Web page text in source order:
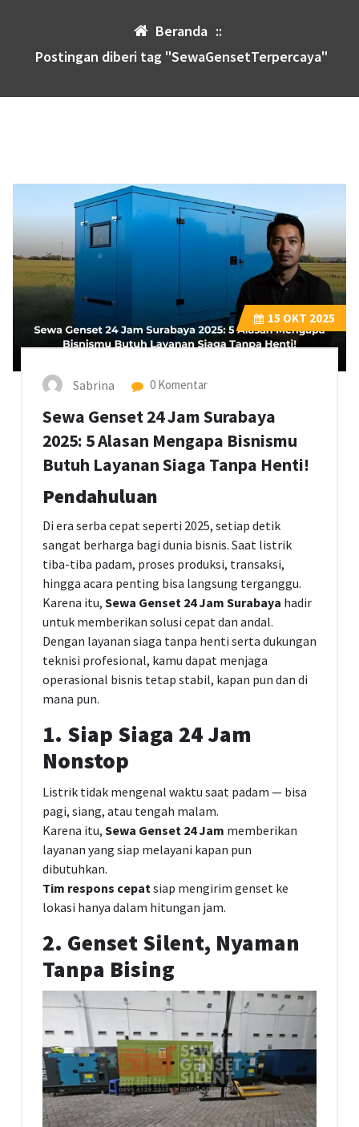
Beranda ::
Postingan diberi tag "SewaGensetTerpercaya"
15 OKT 2025
Sabrina 0 Komentar
Sewa Genset 24 Jam Surabaya
2025: 5 Alasan Mengapa Bisnismu
Butuh Layanan Siaga Tanpa Henti!
Pendahuluan
Di era serba cepat seperti 2025, setiap detik
sangat berharga bagi dunia bisnis. Saat listrik
tiba-tiba padam, proses produksi, transaksi,
hingga acara penting bisa langsung terganggu.
Karena itu, Sewa Genset 24 Jam Surabaya hadir
untuk memberikan solusi cepat dan andal.
Dengan layanan siaga tanpa henti serta dukungan
teknisi profesional, kamu dapat menjaga
operasional bisnis tetap stabil, kapan pun dan di
mana pun.
1. Siap Siaga 24 Jam
Nonstop
Listrik tidak mengenal waktu saat padam — bisa
pagi, siang, atau tengah malam.
Karena itu, Sewa Genset 24 Jam memberikan
layanan yang siap melayani kapan pun
dibutuhkan.
Tim respons cepat siap mengirim genset ke
lokasi hanya dalam hitungan jam.
2. Genset Silent, Nyaman
Tanpa Bising